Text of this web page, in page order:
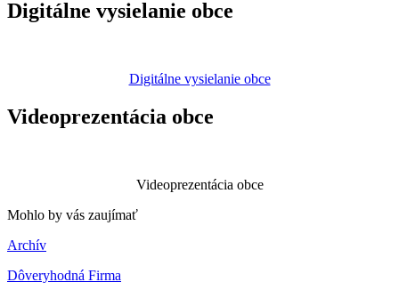
Digitálne vysielanie obce
Digitálne vysielanie obce
Videoprezentácia obce
Videoprezentácia obce
Mohlo by vás zaujímať
Archív
Dôveryhodná Firma